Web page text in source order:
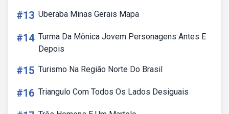
#13 Uberaba Minas Gerais Mapa
#14 Turma Da Mônica Jovem Personagens Antes E
Depois
#15 Turismo Na Região Norte Do Brasil
#16 Triangulo Com Todos Os Lados Desiguais